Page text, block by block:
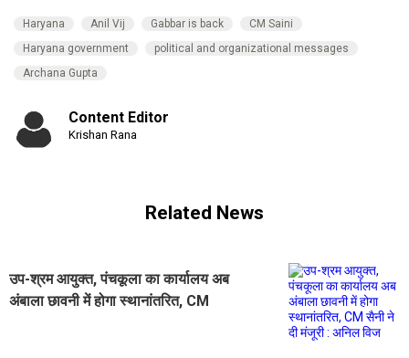
Haryana Anil Vij Gabbar is back
CM Saini
Haryana government
political and organizational messages
Archana Gupta
Content Editor
Krishan Rana
Related News
उप-श्रम आयुक्त, पंचकूला का कार्यालय अब
अंबाला छावनी में होगा स्थानांतरित, CM